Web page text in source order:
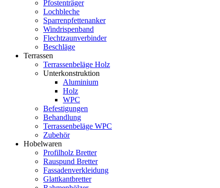
Pfostenträger
Lochbleche
Sparrenpfettenanker
Windrispenband
Flechtzaunverbinder
Beschläge
Terrassen
Terrassenbeläge Holz
Unterkonstruktion
Aluminium
Holz
WPC
Befestigungen
Behandlung
Terrassenbeläge WPC
Zubehör
Hobelwaren
Profilholz Bretter
Rauspund Bretter
Fassadenverkleidung
Glattkantbretter